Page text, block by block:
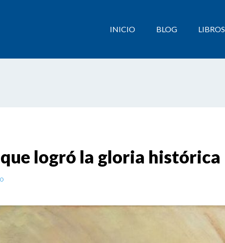
INICIO BLOG LIBROS
logró la gloria histórica